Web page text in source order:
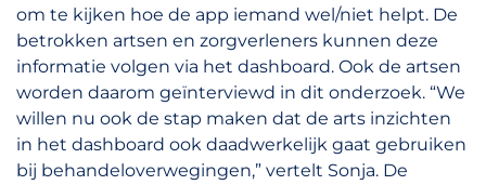
om te kijken hoe de app iemand wel/niet helpt. De
betrokken artsen en zorgverleners kunnen deze
informatie volgen via het dashboard. Ook de artsen
worden daarom geïnterviewd in dit onderzoek. “We
willen nu ook de stap maken dat de arts inzichten
in het dashboard ook daadwerkelijk gaat gebruiken
bij behandeloverwegingen,” vertelt Sonja. De